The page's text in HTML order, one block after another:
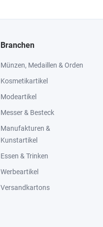
Branchen
Münzen, Medaillen & Orden
Kosmetikartikel
Modeartikel
Messer & Besteck
Manufakturen &
Kunstartikel
Essen & Trinken
Werbeartikel
Versandkartons